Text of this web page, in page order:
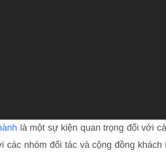
là một sự kiện quan trọng đối với
nhóm đối tác và cộng đồng